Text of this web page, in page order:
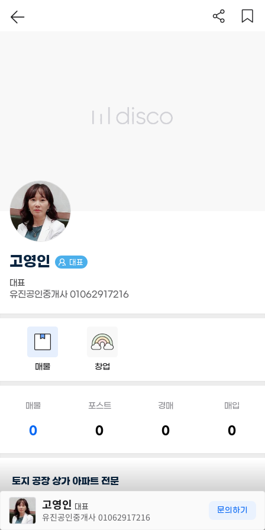
고영인 대표
대표
유진공인중개사 01062917216
매물 창업
매물
0
포스트
0
경매
0
매입
0
토지 공장 상가 아파트 전문
담당지역고영인 대표
유진공인중개사 01062917216
문의하기